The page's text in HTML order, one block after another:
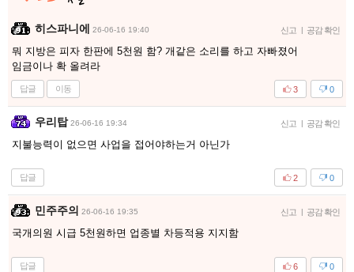
히스파니에 26-06-16 19:40 신고 | 공감 확인
뭐 지방은 피자 한판에 5천원 함? 개같은 소리를 하고 자빠졌어
임금이나 확 올려라
답글 이동 0
3
우리탑 26-06-16 19:34 신고 | 공감 확인
지불능력이 없으면 사업을 접어야하는거 아닌가
답글 0
2
민주주의 26-06-16 19:35 신고 | 공감 확인
국개의원 시급 5천원하면 업종별 차등적용 지지함
답글 0
6